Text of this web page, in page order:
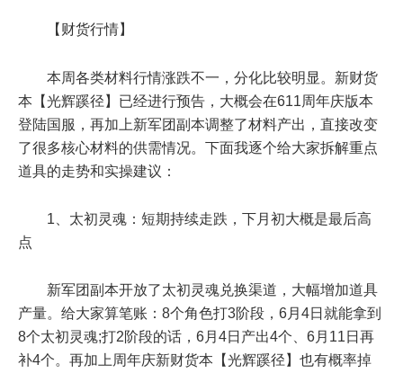
【财货行情】
本周各类材料行情涨跌不一，分化比较明显。新财货
本【光辉蹊径】已经进行预告，大概会在611周年庆版本
登陆国服，再加上新军团副本调整了材料产出，直接改变
了很多核心材料的供需情况。下面我逐个给大家拆解重点
道具的走势和实操建议：
1、太初灵魂：短期持续走跌，下月初大概是最后高
点
新军团副本开放了太初灵魂兑换渠道，大幅增加道具
产量。给大家算笔账：8个角色打3阶段，6月4日就能拿到
8个太初灵魂;打2阶段的话，6月4日产出4个、6月11日再
补4个。再加上周年庆新财货本【光辉蹊径】也有概率掉